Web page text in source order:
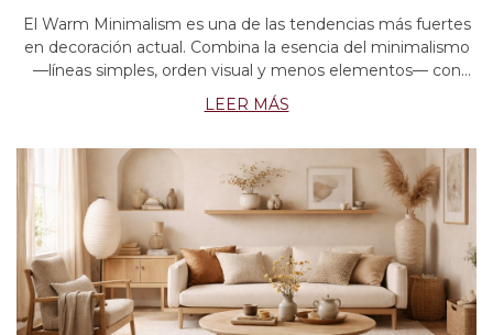
El Warm Minimalism es una de las tendencias más fuertes
en decoración actual. Combina la esencia del minimalismo
—líneas simples, orden visual y menos elementos— con
una estética cálida y acogedora, creando hogares serenos,
modernos y habitables.
LEER MÁS